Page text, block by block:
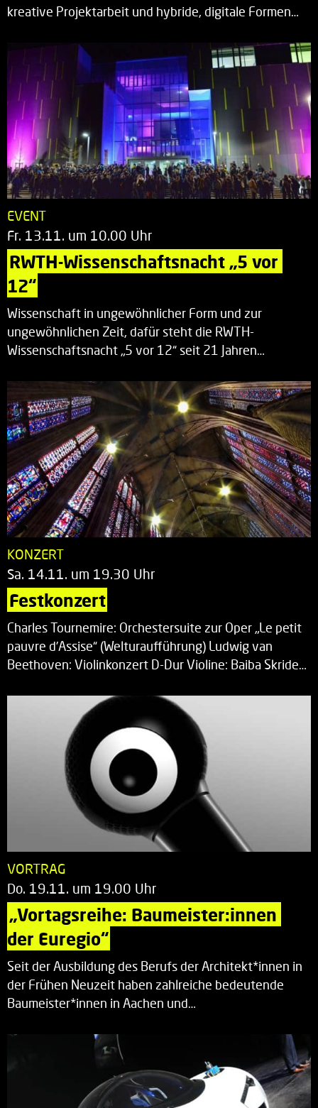
kreative Projektarbeit und hybride, digitale Formen…
EVENT
Fr. 13.11. um 10.00 Uhr
RWTH-Wissenschaftsnacht „5 vor
12“
Wissenschaft in ungewöhnlicher Form und zur
ungewöhnlichen Zeit, dafür steht die RWTH-
Wissenschaftsnacht „5 vor 12“ seit 21 Jahren…
KONZERT
Sa. 14.11. um 19.30 Uhr
Festkonzert
Charles Tournemire: Orchestersuite zur Oper „Le petit
pauvre d’Assise“ (Welturaufführung) Ludwig van
Beethoven: Violinkonzert D-Dur Violine: Baiba Skride…
VORTRAG
Do. 19.11. um 19.00 Uhr
„Vortagsreihe: Baumeister:innen
der Euregio“
Seit der Ausbildung des Berufs der Architekt*innen in
der Frühen Neuzeit haben zahlreiche bedeutende
Baumeister*innen in Aachen und…